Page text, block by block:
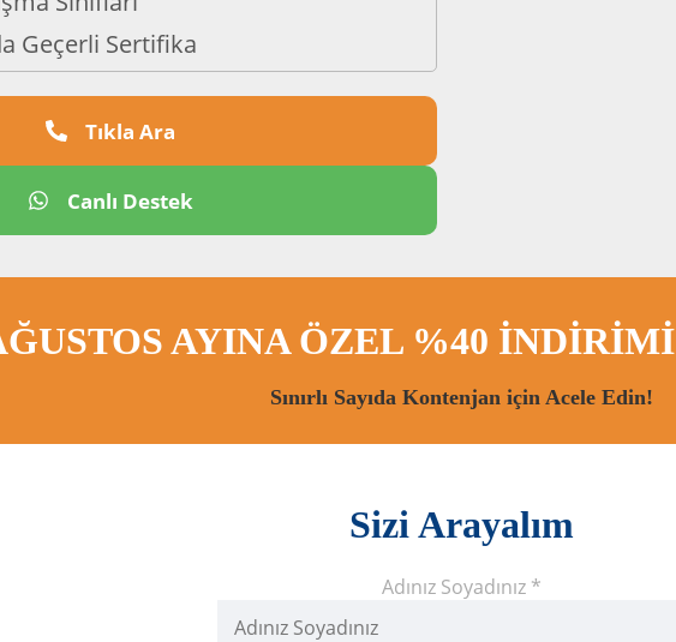
Geçerli Sertifika
Tıkla Ara
Canlı Destek
AYINA ÖZEL %40 İNDİRİMİ
Sınırlı Sayıda Kontenjan için Acele Edin!
Sizi Arayalım
Adınız Soyadınız *